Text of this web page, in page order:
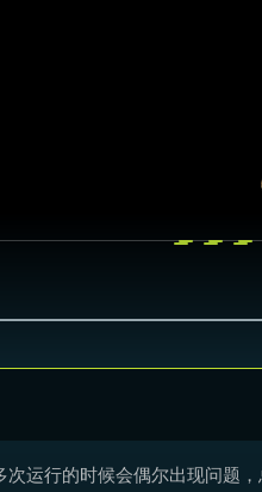
运行的时候会偶尔出现问题